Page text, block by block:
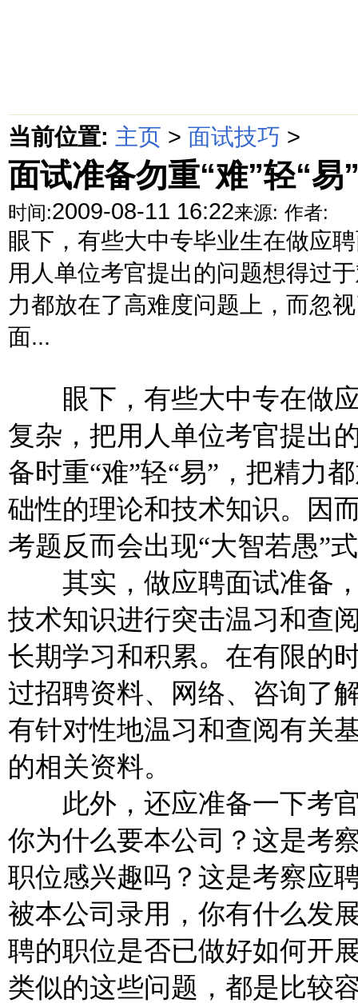
当前位置: 主页 > 面试技巧 >
面试准备勿重“难”轻“易
时间:2009-08-11 16:22来源: 作者:
眼下，有些大中专毕业生在做应
用人单位考官提出的问题想得过
力都放在了高难度问题上，而忽
面...
眼下，有些大中专在做应
复杂，把用人单位考官提出
备时重“难”轻“易”，把精力
础性的理论和技术知识。因
考题反而会出现“大智若愚”
其实，做应聘面试准备，
技术知识进行突击温习和查
长期学习和积累。在有限的
过招聘资料、网络、咨询了
有针对性地温习和查阅有关
的相关资料。
此外，还应准备一下考官
你为什么要本公司？这是考
职位感兴趣吗？这是考察应
被本公司录用，你有什么发
聘的职位是否已做好如何开
类似的这些问题，都是比较